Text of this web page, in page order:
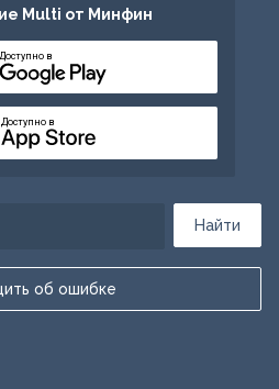
Найти
об ошибке
Multi от Минфин
Доступно в
Доступно в